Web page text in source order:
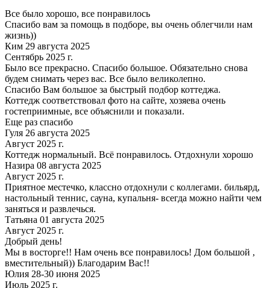
Все было хорошо, все понравилось
Спасибо вам за помощь в подборе, вы очень облегчили нам
жизнь))
Ким 29 августа 2025
Сентябрь 2025 г.
Было все прекрасно. Спасибо большое. Обязательно снова
будем снимать через вас. Все было великолепно.
Спасибо Вам большое за быстрый подбор коттеджа.
Коттедж соответствовал фото на сайте, хозяева очень
гостеприимные, все объяснили и показали.
Еще раз спасибо
Гуля 26 августа 2025
Август 2025 г.
Коттедж нормальный. Всë понравилось. Отдохнули хорошо
Назира 08 августа 2025
Август 2025 г.
Приятное местечко, классно отдохнули с коллегами. бильярд,
настольный теннис, сауна, купальня- всегда можно найти чем
заняться и развлечься.
Татьяна 01 августа 2025
Август 2025 г.
Добрый день!
Мы в восторге!! Нам очень все понравилось! Дом большой ,
вместительный)) Благодарим Вас!!
Юлия 28-30 июня 2025
Июль 2025 г.